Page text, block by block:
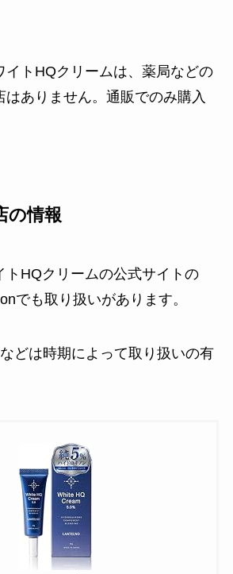
イトHQクリームは、薬局などの
はありません。通販でのみ購入
の情報
トHQクリームの公式サイトの
でも取り扱いがあります。
どは時期によって取り扱いの有